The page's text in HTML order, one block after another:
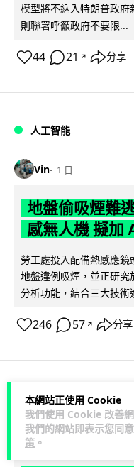
本網站正使用 Cookie
我們使用 Cookie 改善
我們的網站即表示您同
策 。
模型將不納入特朗普政
則聯署呼籲政府不要限...
44 21 ↗ 分享
人工智能
Vin 1 日
地盤偷吸煙難
感無人機 擬加
勞工處投入配備熱感應
地盤違例吸煙，並正研
分析功能，結合三大技術
246 57 ↗ 分享
人工智能
Lawton 1 日